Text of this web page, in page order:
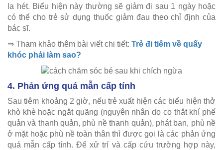
la hét. Biểu hiện này thường sẽ giảm đi sau 1 ngày hoặc
có thể cho trẻ sử dụng thuốc giảm đau theo chỉ định của
bác sĩ.
⇒ Tham khảo thêm bài viết chi tiết: Trẻ đi tiêm về quấy
khóc phải làm sao?
4. Phản ứng quá mẫn cấp tính
Sau tiêm khoảng 2 giờ, nếu trẻ xuất hiện các biểu hiện thở
khò khè hoặc ngắt quãng (nguyên nhân do co thắt khí phế
quản và thanh quản, phù nề thanh quản), phát ban, phù nề
ở mặt hoặc phù nề toàn thân thì được gọi là các phản ứng
quá mẫn cấp tính. Để xử trí và cấp cứu trường hợp này,